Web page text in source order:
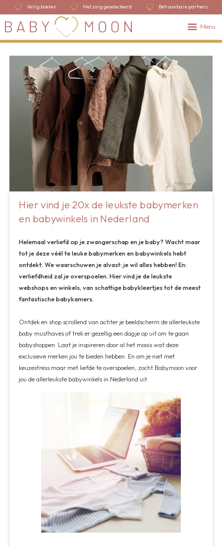
Veilig boeken Met zorg geselecteerd Betrouwbare partners
Menu
Hier vind je 20x de leukste babymerken
en babywinkels in Nederland
Helemaal verliefd op je zwangerschap en je baby? Wacht maar
tot je deze véél te leuke babymerken en babywinkels hebt
ontdekt. We waarschuwen je alvast: je wil alles hebben! En:
verliefdheid zal je overspoelen. Hier vind je de leukste
webshops en winkels, van schattige babykleertjes tot de meest
fantastische babykamers.
Ontdek en shop scrollend van achter je beeldscherm de allerleukste
baby musthaves of trek er gezellig een dagje op uit om te gaan
babyshoppen. Laat je inspireren door al het moois wat deze
exclusieve merken jou te bieden hebben. En om je niet met
keuzestress maar met liefde te overspoelen, zocht Babymoon voor
jou de allerleukste babywinkels in Nederland uit.